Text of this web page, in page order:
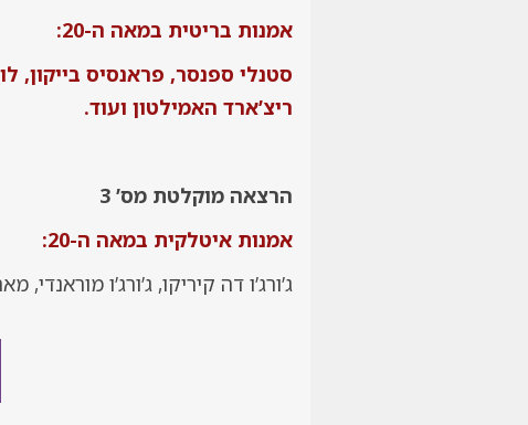
אמנות בריטית במאה ה-20:
סטנלי ספנסר, פראנסיס בייקון,
ריצ’ארד האמילטון ועוד.
הרצאה מוקלטת מס’ 3
אמנות איטלקית במאה ה-20:
ג’ורג’ו דה קיריקו, ג’ורג’ו מוראנדי,